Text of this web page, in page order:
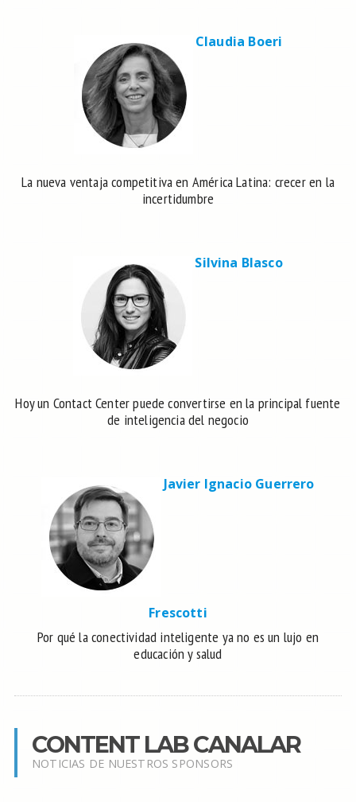
Claudia Boeri
La nueva ventaja competitiva en América Latina: crecer en la
incertidumbre
Silvina Blasco
Hoy un Contact Center puede convertirse en la principal fuente
de inteligencia del negocio
Javier Ignacio Guerrero
Frescotti
Por qué la conectividad inteligente ya no es un lujo en
educación y salud
CONTENT LAB CANALAR
NOTICIAS DE NUESTROS SPONSORS